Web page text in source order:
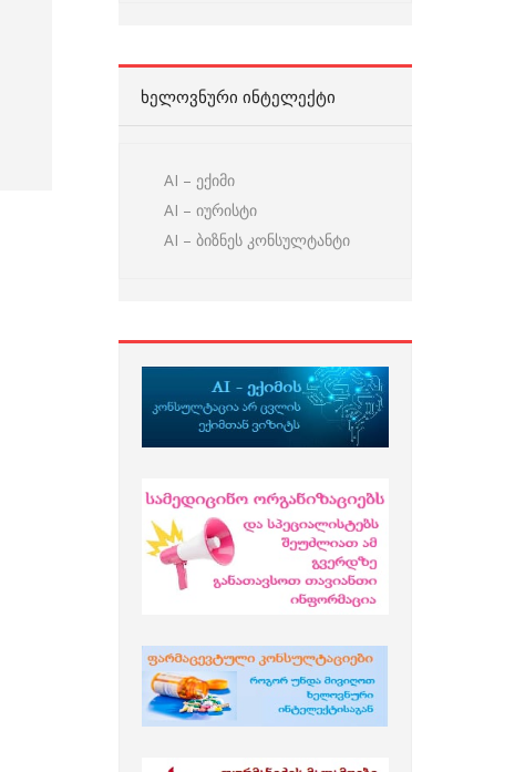
ᲮᲔᲚᲝᲕᲜᲣᲠᲘ ᲘᲜᲢᲔᲚᲔᲥᲢᲘ
AI – ექიმი
AI – იურისტი
AI – ბიზნეს კონსულტანტი